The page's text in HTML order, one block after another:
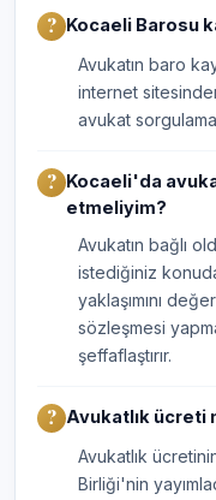
Kocaeli Barosu
Avukatın baro
internet
avukat
Kocaeli'da
etmeliyim?
Avukatın bağlı
istediğiniz
yaklaşımını
sözleşmesi
şeffaflaştırır.
Avukatlık ücreti
Avukatlık
Birliği'nin